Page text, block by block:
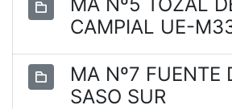
CAMPIAL UE-
MA Nº7 FUENTE
SASO SUR